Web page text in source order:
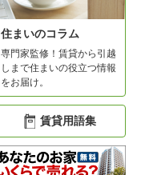
住まいのコラム
専門家監修！賃貸から引越
しまで住まいの役立つ情報
をお届け。
賃貸用語集